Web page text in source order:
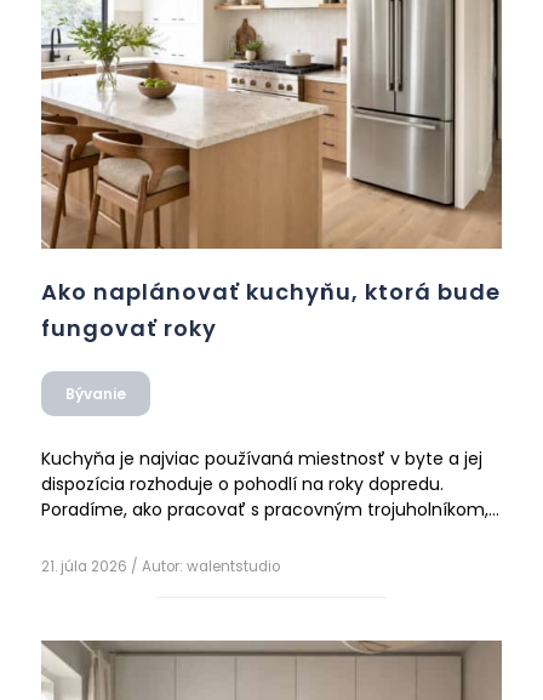
Ako naplánovať kuchyňu, ktorá bude
fungovať roky
Bývanie
Kuchyňa je najviac používaná miestnosť v byte a jej
dispozícia rozhoduje o pohodlí na roky dopredu.
Poradíme, ako pracovať s pracovným trojuholníkom,
na čo myslieť pri úložných priestoroch, doske aj
21. júla 2026 / Autor: walentstudio